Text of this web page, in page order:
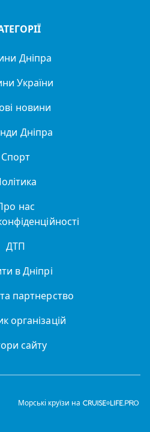
Дніпра
України
новини
Дніпра
Спорт
нас
ДТП
в Дніпрі
партнерство
організацій
сайту
Морські круїзи на